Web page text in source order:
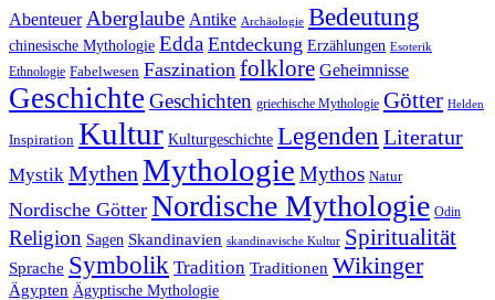
Abenteuer Aberglaube Antike Archäologie Bedeutung
chinesische Mythologie Edda Entdeckung Erzählungen Esoterik
Ethnologie Fabelwesen Faszination folklore Geheimnisse
Geschichte Geschichten griechische Mythologie Götter Helden
Inspiration Kultur Kulturgeschichte Legenden Literatur
Mystik Mythen Mythologie Mythos Natur
Nordische Götter Nordische Mythologie Odin
Religion Sagen Skandinavien skandinavische Kultur Spiritualität
Sprache Symbolik Tradition Traditionen Wikinger
Ägypten Ägyptische Mythologie